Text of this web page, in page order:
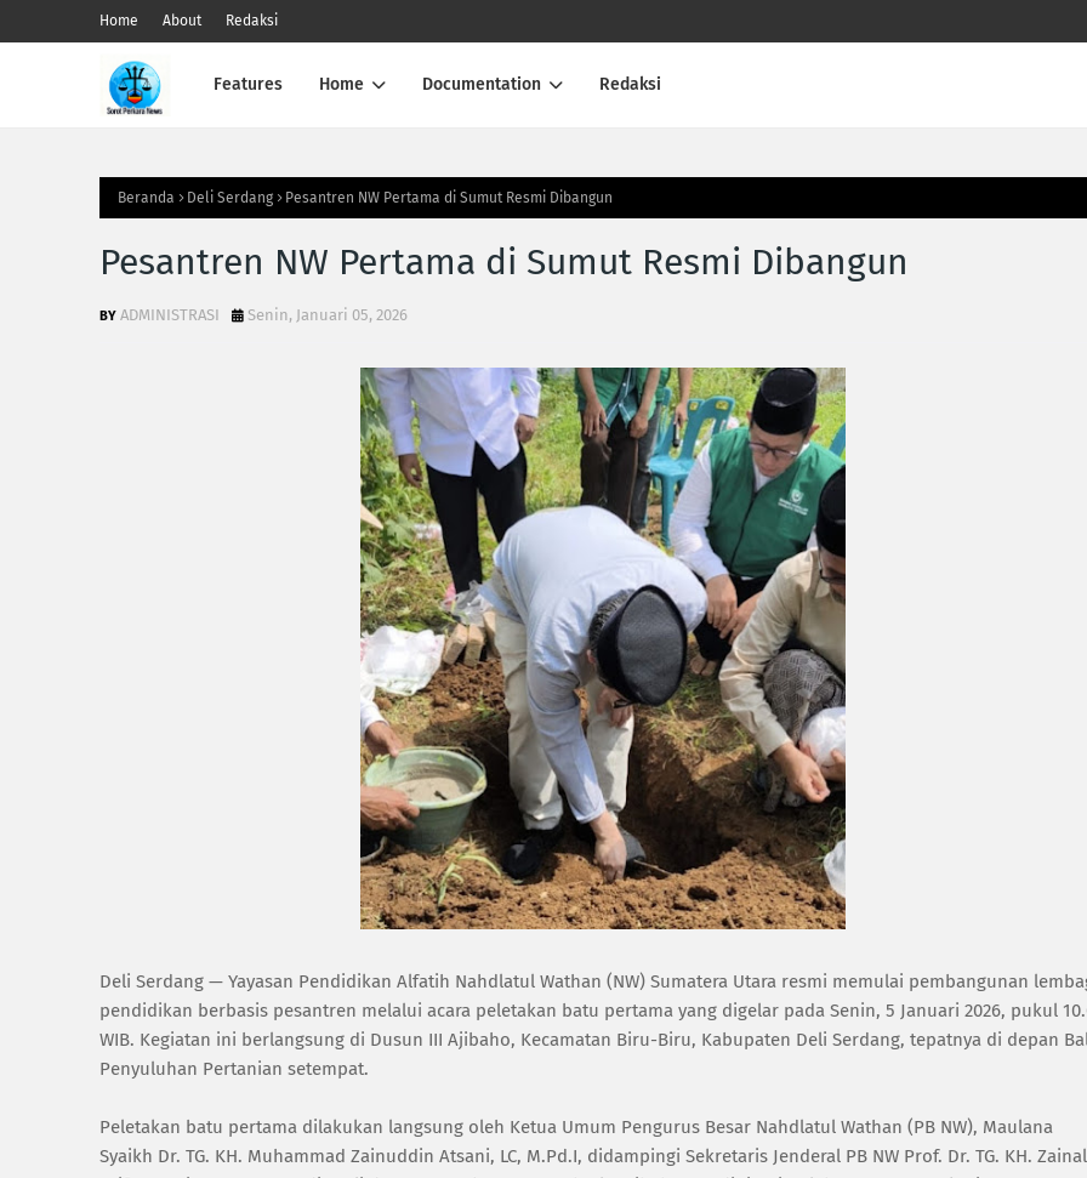
Home About Redaksi
Features Home Documentation Redaksi
Beranda Deli Serdang Pesantren NW Pertama di Sumut Resmi Dibangun
Pesantren NW Pertama di Sumut Resmi Dibangun
ADMINISTRASI Senin, Januari 05, 2026
‎Deli Serdang — Yayasan Pendidikan Alfatih Nahdlatul Wathan (NW) Sumatera Utara resmi memulai pembangunan
pendidikan berbasis pesantren melalui acara peletakan batu pertama yang digelar pada Senin, 5 Januari 2026, pukul
WIB. Kegiatan ini berlangsung di Dusun III Ajibaho, Kecamatan Biru-Biru, Kabupaten Deli Serdang, tepatnya di depan
Penyuluhan Pertanian setempat.
‎Peletakan batu pertama dilakukan langsung oleh Ketua Umum Pengurus Besar Nahdlatul Wathan (PB NW), Maulana
Syaikh Dr. TG. KH. Muhammad Zainuddin Atsani, LC, M.Pd.I, didampingi Sekretaris Jenderal PB NW Prof. Dr. TG. KH. Zainal